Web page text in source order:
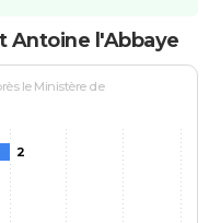
Antoine l'Abbaye
le Ministère de
2